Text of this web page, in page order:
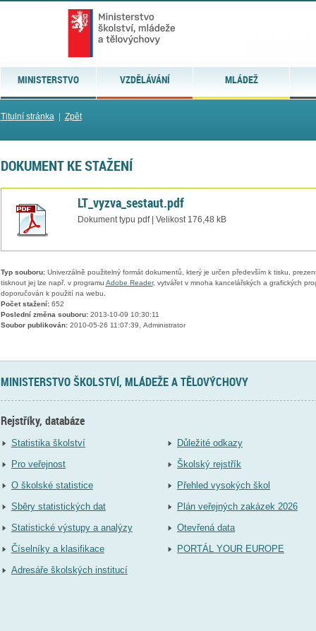
MINISTERSTVO VZDĚLÁVÁNÍ MLÁDEŽ
Titulní stránka| Zpět
DOKUMENT KE STAŽENÍ
LT_vyzva_sestaut.pdf
Dokument typu pdf | Velikost 176,48 kB
Typ souboru:Univerzálně použitelný formát dokumentů, který je určen především k tisku,
tisknout jej lze např. v programu Adobe Reader, vytvářet v mnoha kancelářských a grafických
doporučován k použití na webu.
Počet stažení:652
Poslední změna souboru:2013-10-09 10:30:11
Soubor publikován:2010-05-26 11:07:39, Administrator
MINISTERSTVO ŠKOLSTVÍ, MLÁDEŽE A TĚLOVÝCHOVY
Rejstříky, databáze
Statistika školství
Pro veřejnost
O školské statistice
Sběry statistických dat
Statistické výstupy a analýzy
Číselníky a klasifikace
Adresáře školských institucí
Důležité odkazy
Školský rejstřík
Přehled vysokých škol
Plán veřejných zakázek 2026
Otevřená data
PORTÁL YOUR EUROPE